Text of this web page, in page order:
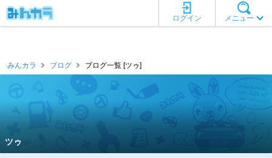
メニュー
ログイン
みんカラ ブログ ブログ一覧 [ツゥ]
ツゥ